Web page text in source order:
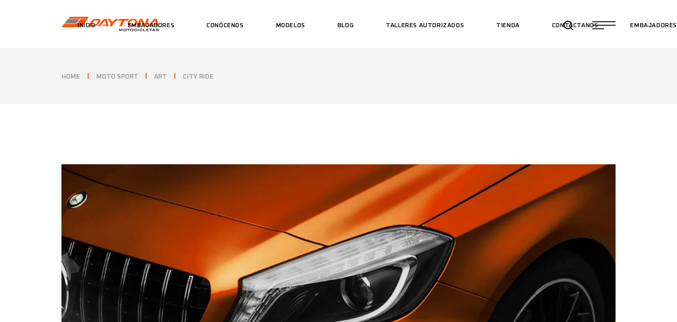
INICIO EMBAJADORES CONÓCENOS MODELOS BLOG TALLERES AUTORIZADOS TIENDA CONTÁCTANOS EMBAJADORES
HOME MOTO SPORT ART CITY RIDE